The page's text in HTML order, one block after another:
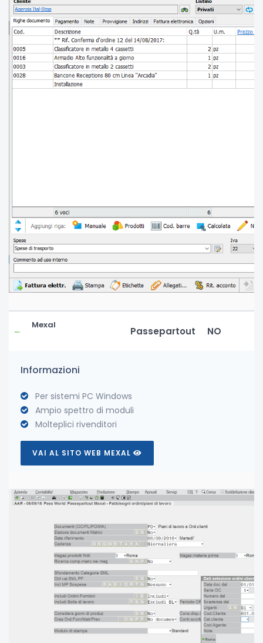
Mexal
Passepartout NO
Informazioni
Per sistemi PC Windows
Ampio spettro di moduli
Molteplici rivenditori
VAI AL SITO WEB MEXAL